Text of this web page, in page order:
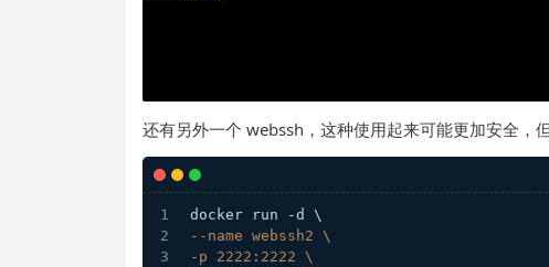
还有另外一个 webssh，这种使用起来可能更加安全，
docker run -d \
--name webssh2 \
-p 2222:2222 \